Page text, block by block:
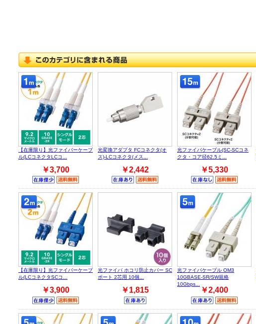
【在庫限り】光ファイバーケーブ
ル(LCコネクタLCコ...
￥3,700
光変換アダプタ FCコネクタ(オ
ス)-LCコネクタ(メス...
￥2,442
光ファイバケーブル(SC-SCコネ
クタ・コア径62.5ミ...
￥5,330
【在庫限り】光ファイバーケーブ
ル(LCコネクタSCコ...
￥3,900
光ファイバ ホコリ防止カバー SC
ポート 2芯用 10個...
￥1,815
光ファイバケーブル OM3
10GBASE-SR/SW規格
10Gbps...
￥2,400